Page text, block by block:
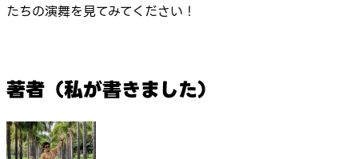
たちの演舞を見てみてください！
著者（私が書きました）